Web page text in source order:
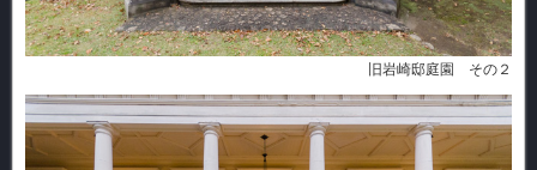
旧岩崎邸庭園 その２